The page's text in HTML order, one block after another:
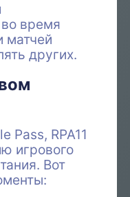
время
матчей
других.
Pass, RPA11
игрового
Вот